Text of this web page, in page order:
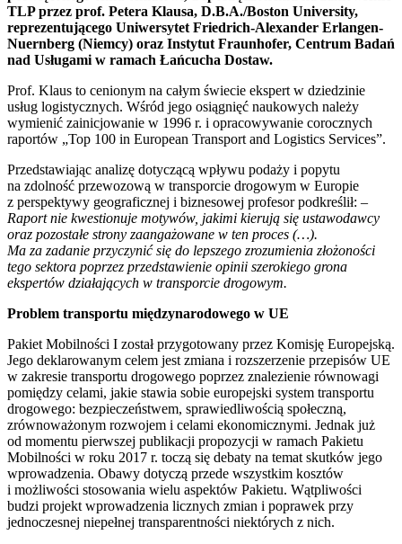
TLP przez prof. Petera Klausa, D.B.A./Boston University,
reprezentującego Uniwersytet Friedrich-Alexander Erlangen-
Nuernberg (Niemcy) oraz Instytut Fraunhofer, Centrum Badań
nad Usługami w ramach Łańcucha Dostaw.
Prof. Klaus to cenionym na całym świecie ekspert w dziedzinie
usług logistycznych. Wśród jego osiągnięć naukowych należy
wymienić zainicjowanie w 1996 r. i opracowywanie corocznych
raportów „Top 100 in European Transport and Logistics Services”.
Przedstawiając analizę dotyczącą wpływu podaży i popytu
na zdolność przewozową w transporcie drogowym w Europie
z perspektywy geograficznej i biznesowej profesor podkreślił: –
Raport nie kwestionuje motywów, jakimi kierują się ustawodawcy
oraz pozostałe strony zaangażowane w ten proces (…).
Ma za zadanie przyczynić się do lepszego zrozumienia złożoności
tego sektora poprzez przedstawienie opinii szerokiego grona
ekspertów działających w transporcie drogowym.
Problem transportu międzynarodowego w UE
Pakiet Mobilności I został przygotowany przez Komisję Europejską.
Jego deklarowanym celem jest zmiana i rozszerzenie przepisów UE
w zakresie transportu drogowego poprzez znalezienie równowagi
pomiędzy celami, jakie stawia sobie europejski system transportu
drogowego: bezpieczeństwem, sprawiedliwością społeczną,
zrównoważonym rozwojem i celami ekonomicznymi. Jednak już
od momentu pierwszej publikacji propozycji w ramach Pakietu
Mobilności w roku 2017 r. toczą się debaty na temat skutków jego
wprowadzenia. Obawy dotyczą przede wszystkim kosztów
i możliwości stosowania wielu aspektów Pakietu. Wątpliwości
budzi projekt wprowadzenia licznych zmian i poprawek przy
jednoczesnej niepełnej transparentności niektórych z nich.